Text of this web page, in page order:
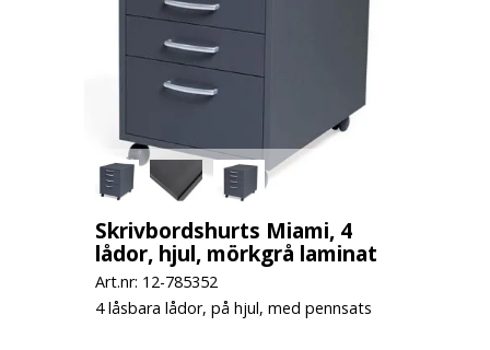
Skrivbordshurts Miami, 4
lådor, hjul, mörkgrå laminat
Art.nr: 12-785352
4 låsbara lådor, på hjul, med pennsats